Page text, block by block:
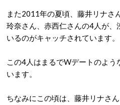
また2011年の夏頃、藤井リナさ
玲奈さん、赤西仁さんの4人が
いるのがキャッチされています。
この4人はまるでWデートのよう
います。
ちなみにこの頃は、藤井リナさ